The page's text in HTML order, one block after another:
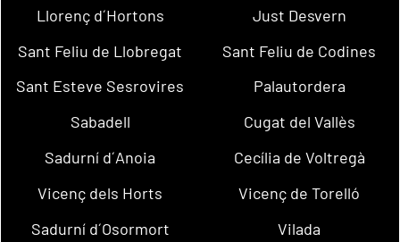
Llorenç d´Hortons
Just Desvern
Sant Feliu de Llobregat
Sant Feliu de Codines
Sant Esteve Sesrovires
Palautordera
Sabadell
Cugat del Vallès
Sadurní d´Anoia
Cecília de Voltregà
Vicenç dels Horts
Vicenç de Torelló
Sadurní d´Osormort
Vilada